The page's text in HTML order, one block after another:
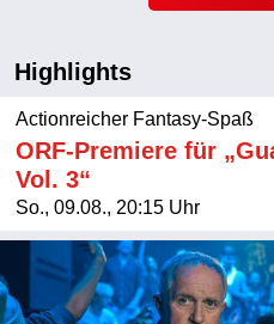
Highlights
Actionreicher Fantasy-Spaß
ORF-Premiere für
Vol. 3“
So., 09.08., 20:15 Uhr